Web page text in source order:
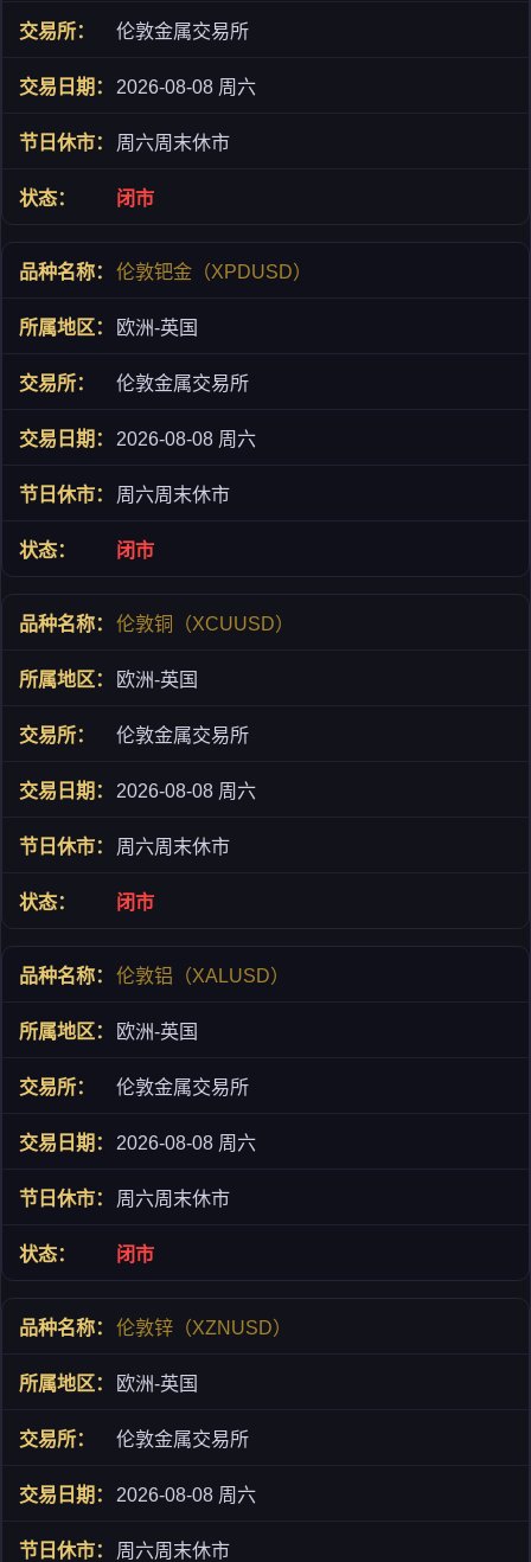
伦敦金属交易所
2026-08-08 周六
周六周末休市
闭市
伦敦钯金（XPDUSD）
欧洲-英国
伦敦金属交易所
2026-08-08 周六
周六周末休市
闭市
伦敦铜（XCUUSD）
欧洲-英国
伦敦金属交易所
2026-08-08 周六
周六周末休市
闭市
伦敦铝（XALUSD）
欧洲-英国
伦敦金属交易所
2026-08-08 周六
周六周末休市
闭市
伦敦锌（XZNUSD）
欧洲-英国
伦敦金属交易所
2026-08-08 周六
周六周末休市